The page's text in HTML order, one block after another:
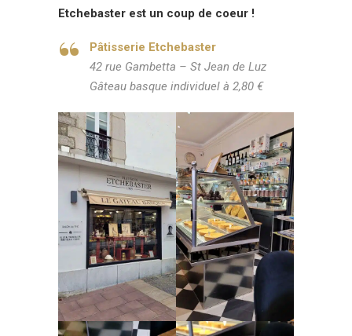
Etchebaster est un coup de coeur !
Pâtisserie Etchebaster
42 rue Gambetta – St Jean de Luz
Gâteau basque individuel à 2,80 €